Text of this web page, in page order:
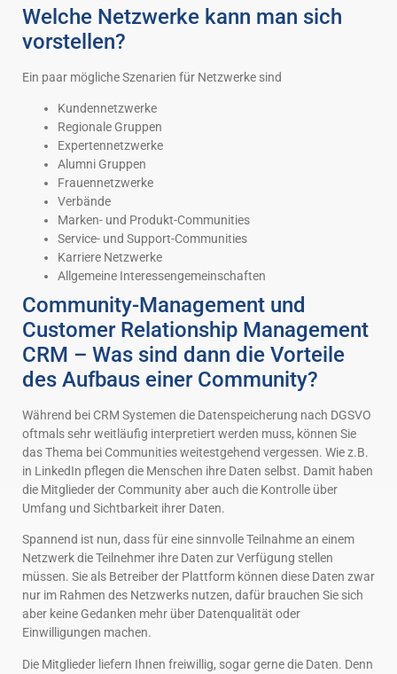
Welche Netzwerke kann man sich
vorstellen?
Ein paar mögliche Szenarien für Netzwerke sind
Kundennetzwerke
Regionale Gruppen
Expertennetzwerke
Alumni Gruppen
Frauennetzwerke
Verbände
Marken- und Produkt-Communities
Service- und Support-Communities
Karriere Netzwerke
Allgemeine Interessengemeinschaften
Community-Management und
Customer Relationship Management
CRM – Was sind dann die Vorteile
des Aufbaus einer Community?
Während bei CRM Systemen die Datenspeicherung nach DGSVO
oftmals sehr weitläufig interpretiert werden muss, können Sie
das Thema bei Communities weitestgehend vergessen. Wie z.B.
in LinkedIn pflegen die Menschen ihre Daten selbst. Damit haben
die Mitglieder der Community aber auch die Kontrolle über
Umfang und Sichtbarkeit ihrer Daten.
Spannend ist nun, dass für eine sinnvolle Teilnahme an einem
Netzwerk die Teilnehmer ihre Daten zur Verfügung stellen
müssen. Sie als Betreiber der Plattform können diese Daten zwar
nur im Rahmen des Netzwerks nutzen, dafür brauchen Sie sich
aber keine Gedanken mehr über Datenqualität oder
Einwilligungen machen.
Die Mitglieder liefern Ihnen freiwillig, sogar gerne die Daten. Denn